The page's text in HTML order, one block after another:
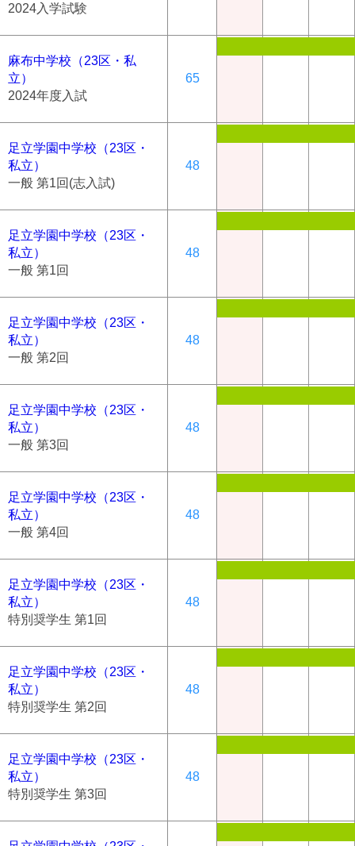
2024入学試験
麻布中学校（23区・私
立）
2024年度入試
65
足立学園中学校（23区・
私立）
一般 第1回(志入試)
48
足立学園中学校（23区・
私立）
一般 第1回
48
足立学園中学校（23区・
私立）
一般 第2回
48
足立学園中学校（23区・
私立）
一般 第3回
48
足立学園中学校（23区・
私立）
一般 第4回
48
足立学園中学校（23区・
私立）
特別奨学生 第1回
48
足立学園中学校（23区・
私立）
特別奨学生 第2回
48
足立学園中学校（23区・
私立）
特別奨学生 第3回
48